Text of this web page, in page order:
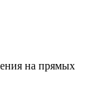
на прямых